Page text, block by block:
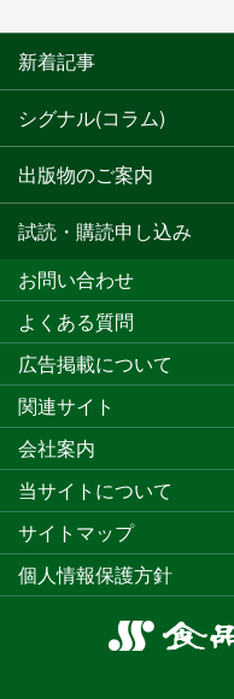
新着記事
シグナル(コラム)
出版物のご案内
試読・購読申し込み
お問い合わせ
よくある質問
広告掲載について
関連サイト
会社案内
当サイトについて
サイトマップ
個人情報保護方針